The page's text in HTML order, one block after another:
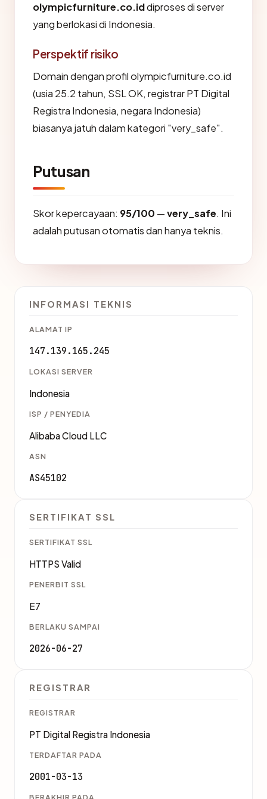
olympicfurniture.co.iddiproses di server
yang berlokasi di Indonesia.
Perspektif risiko
Domain dengan profil olympicfurniture.co.id
(usia 25.2 tahun, SSL OK, registrar PT Digital
Registra Indonesia, negara Indonesia)
biasanya jatuh dalam kategori "very_safe".
Putusan
Skor kepercayaan: 95/100 —very_safe. Ini
adalah putusan otomatis dan hanya teknis.
INFORMASI TEKNIS
ALAMAT IP
147.139.165.245
LOKASI SERVER
Indonesia
ISP / PENYEDIA
Alibaba Cloud LLC
ASN
AS45102
SERTIFIKAT SSL
SERTIFIKAT SSL
HTTPS Valid
PENERBIT SSL
E7
BERLAKU SAMPAI
2026-06-27
REGISTRAR
REGISTRAR
PT Digital Registra Indonesia
TERDAFTAR PADA
2001-03-13